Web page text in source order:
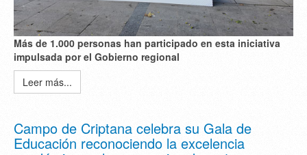
Más de 1.000 personas han participado en esta iniciativa
impulsada por el Gobierno regional
Leer más...
Campo de Criptana celebra su Gala de
Educación reconociendo la excelencia